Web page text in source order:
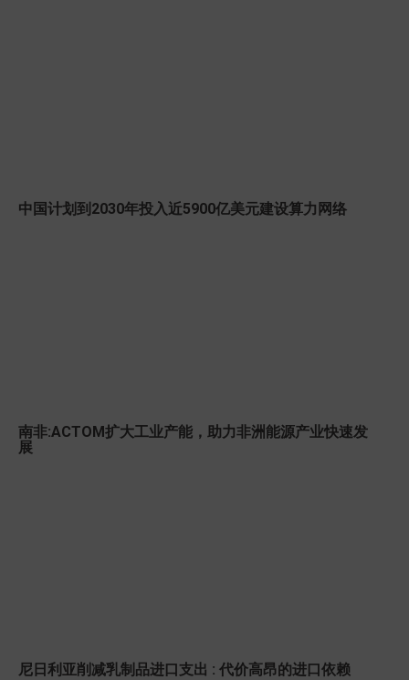
中国计划到2030年投入近5900亿美元建设算力网络
南非:ACTOM扩大工业产能，助力非洲能源产业快速发
展
尼日利亚削减乳制品进口支出 : 代价高昂的进口依赖